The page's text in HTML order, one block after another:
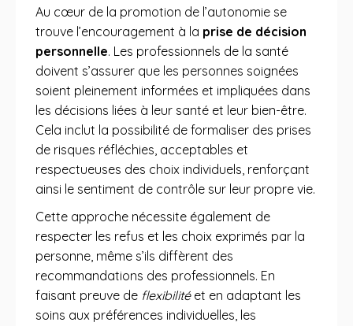
Au cœur de la promotion de l’autonomie se
trouve l’encouragement à la prise de décision
personnelle. Les professionnels de la santé
doivent s’assurer que les personnes soignées
soient pleinement informées et impliquées dans
les décisions liées à leur santé et leur bien-être.
Cela inclut la possibilité de formaliser des prises
de risques réfléchies, acceptables et
respectueuses des choix individuels, renforçant
ainsi le sentiment de contrôle sur leur propre vie.
Cette approche nécessite également de
respecter les refus et les choix exprimés par la
personne, même s’ils diffèrent des
recommandations des professionnels. En
faisant preuve de flexibilitéet en adaptant les
soins aux préférences individuelles, les